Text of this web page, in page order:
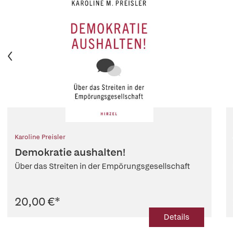
Karoline Preisler
Demokratie aushalten!
Über das Streiten in der Empörungsgesellschaft
20,00 €*
Details